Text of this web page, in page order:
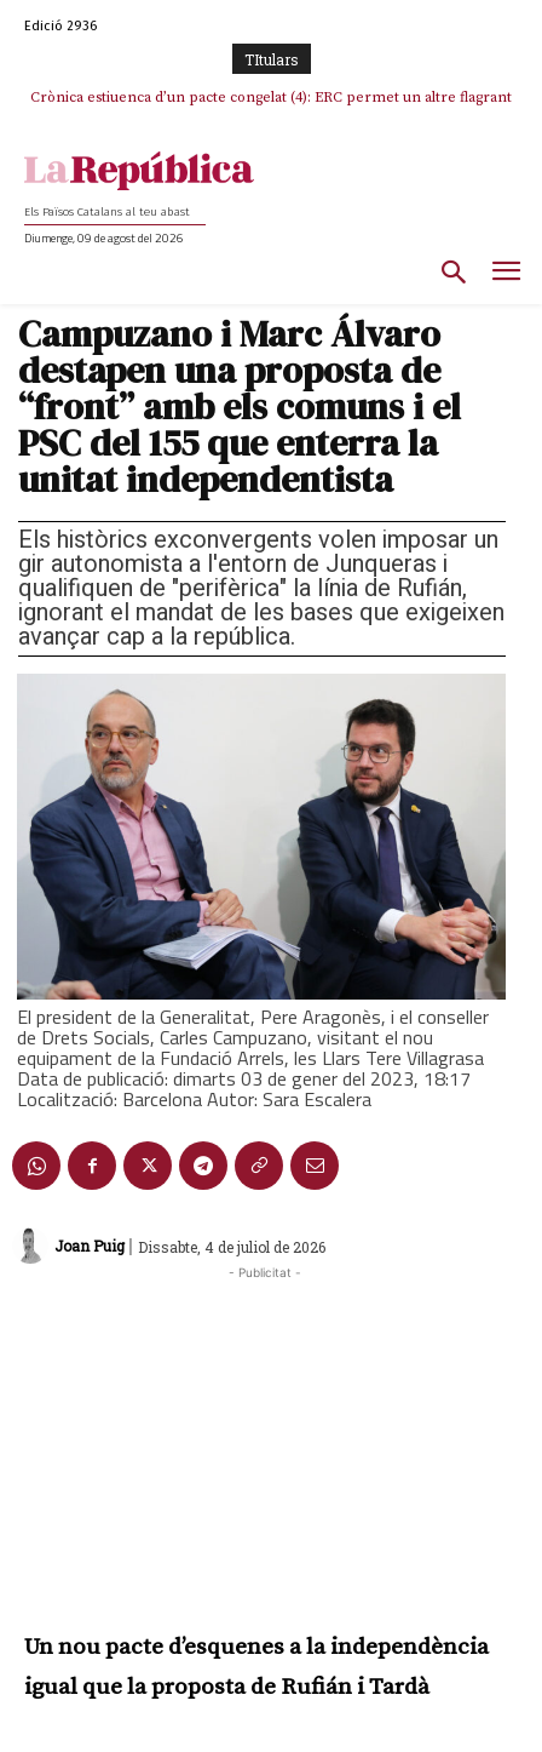
Edició 2936
TItulars
Crònica estiuenca d’un pacte congelat (4): ERC permet un altre flagrant
Rufián boicoteja l’estratègia d’acostament a Junts d’Oriol Junqueras
Els Països Catalans al teu abast
Diumenge, 09 de agost del 2026
Campuzano i Marc Álvaro
destapen una proposta de
“front” amb els comuns i el
PSC del 155 que enterra la
unitat independentista
Els històrics exconvergents volen imposar un
gir autonomista a l'entorn de Junqueras i
qualifiquen de "perifèrica" la línia de Rufián,
ignorant el mandat de les bases que exigeixen
avançar cap a la república.
El president de la Generalitat, Pere Aragonès, i el conseller
de Drets Socials, Carles Campuzano, visitant el nou
equipament de la Fundació Arrels, les Llars Tere Villagrasa
Data de publicació: dimarts 03 de gener del 2023, 18:17
Localització: Barcelona Autor: Sara Escalera
Joan Puig | Dissabte, 4 de juliol de 2026
- Publicitat -
Un nou pacte d’esquenes a la independència
igual que la proposta de Rufián i Tardà